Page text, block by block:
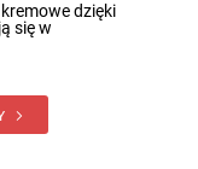
dzięki
się w